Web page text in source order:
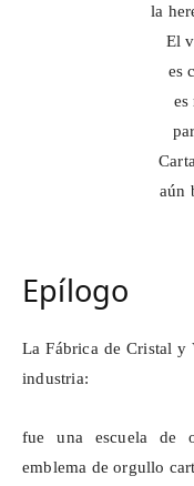
la
El
es
es
aún
Epílogo
La Fábrica de Cristal y
industria:
fue una escuela de
emblema de orgullo